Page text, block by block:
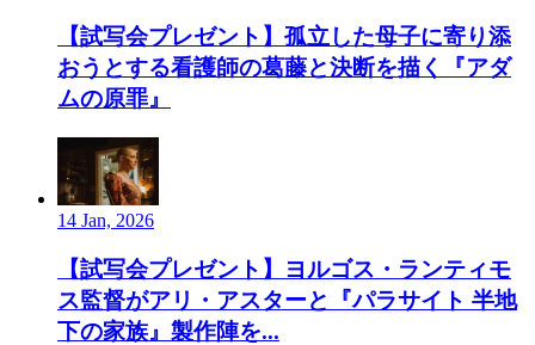
【試写会プレゼント】孤立した母子に寄り添
おうとする看護師の葛藤と決断を描く『アダ
ムの原罪』
14 Jan, 2026
【試写会プレゼント】ヨルゴス・ランティモ
ス監督がアリ・アスターと『パラサイト 半地
下の家族』製作陣を...